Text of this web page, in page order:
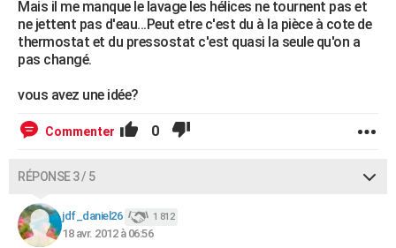
Mais il me manque le lavage les hélices ne tournent pas et
ne jettent pas d'eau...Peut etre c'est du à la pièce à cote de
thermostat et du pressostat c'est quasi la seule qu'on a
pas changé.
vous avez une idée?
Commenter 0
RÉPONSE 3 / 5
jdf_daniel26 1 812
18 avr. 2012 à 06:56